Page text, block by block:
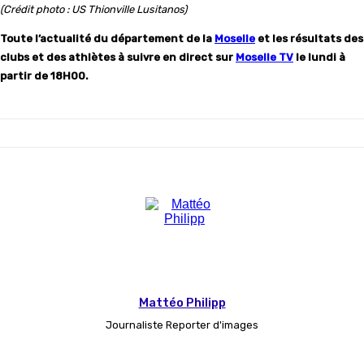
(Crédit photo : US Thionville Lusitanos)
Toute l’actualité du département de la Moselle et les résultats des
clubs et des athlètes à suivre en direct sur Moselle TV le lundi à
partir de 18H00.
Mattéo Philipp
Journaliste Reporter d'images